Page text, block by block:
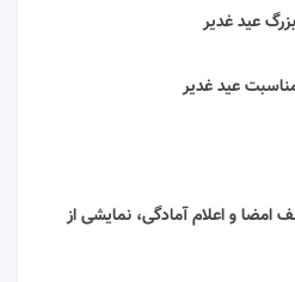
عید غدیر
عید غدیر
و اعلام آمادگی، نمایشی از